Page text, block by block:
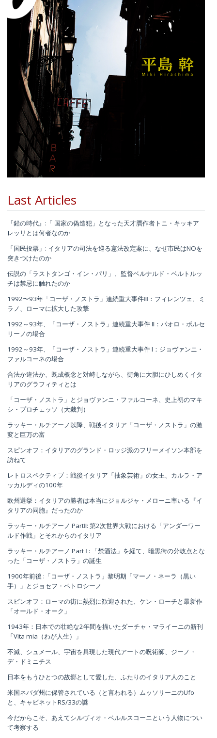
Last Articles
『鉛の時代』:「 国家の偽造犯」となった天才贋作者トニ・キッキア
レッリとは何者なのか
「国民投票」: イタリアの司法を巡る憲法改定案に、なぜ市民はNOを
突きつけたのか
伝説の「ラストタンゴ・イン・パリ」、監督ベルナルド・ベルトルッ
チは禁忌に触れたのか
1992〜93年「コーザ・ノストラ」連続重大事件Ⅲ：フィレンツェ、ミ
ラノ、ローマに拡大した攻撃
1992～93年、「コーザ・ノストラ」連続重大事件 Ⅱ：パオロ・ボルセ
リーノの場合
1992～93年、「コーザ・ノストラ」連続重大事件 I：ジョヴァンニ・
ファルコーネの場合
合法か違法か、既成概念と対峙しながら、街角に大胆にひしめくイタ
リアのグラフィティとは
「コーザ・ノストラ」とジョヴァンニ・ファルコーネ、史上初のマキ
シ・プロチェッソ（大裁判）
ラッキー・ルチアーノ以降、戦後イタリア「コーザ・ノストラ」の激
変と巨万の富
スピンオフ：イタリアのグランド・ロッジ派のフリーメイソン本部を
訪ねて
レトロスペクティブ：戦後イタリア「抽象芸術」の女王、カルラ・ア
ッカルディの100年
欧州選挙：イタリアの勝者は本当にジョルジャ・メローニ率いる『イ
タリアの同胞』だったのか
ラッキー・ルチアーノ PartⅡ: 第2次世界大戦における「アンダーワー
ルド作戦」とそれからのイタリア
ラッキー・ルチアーノ Part Ⅰ : 「禁酒法」を経て、暗黒街の分岐点とな
った「コーザ・ノストラ」の誕生
1900年前後 :「コーザ・ノストラ」黎明期「マーノ・ネーラ（黒い
手）」とジョセフ・ペトロシーノ
スピンオフ：ローマの街に熱烈に歓迎された、ケン・ローチと最新作
「オールド・オーク」
1943年：日本での壮絶な2年間を描いたダーチャ・マライーニの新刊
「Vita mia（わが人生）」
不滅、シュメール、宇宙を具現した現代アートの呪術師、ジーノ・
デ・ドミニチス
日本をもうひとつの故郷として愛した、ふたりのイタリア人のこと
米国ネバダ州に保管されている（と言われる）ムッソリーニのUfo
と、キャビネットRS/33の謎
今だからこそ、あえてシルヴィオ・ベルルスコーニという人物につい
て考察する